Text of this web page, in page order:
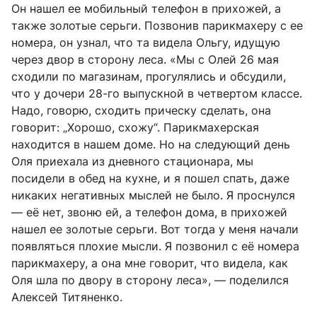
Он нашел ее мобильный телефон в прихожей, а
также золотые серьги. Позвонив парикмахеру с ее
номера, он узнал, что та видела Ольгу, идущую
через двор в сторону леса. «Мы с Олей 26 мая
сходили по магазинам, прогулялись и обсудили,
что у дочери 28-го выпускной в четвертом классе.
Надо, говорю, сходить прическу сделать, она
говорит: „Хорошо, схожу“. Парикмахерская
находится в нашем доме. Но на следующий день
Оля приехала из дневного стационара, мы
посидели в обед на кухне, и я пошел спать, даже
никаких негативных мыслей не было. Я проснулся
— еë нет, звоню ей, а телефон дома, в прихожей
нашел ее золотые серьги. Вот тогда у меня начали
появляться плохие мысли. Я позвонил с еë номера
парикмахеру, а она мне говорит, что видела, как
Оля шла по двору в сторону леса», — поделился
Алексей Титяненко.